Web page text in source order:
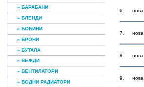
» БАРАБАНИ
» БЛЕНДИ
» БОБИНИ
» БРОНИ
» БУТАЛА
» ВЕЖДИ
» ВЕНТИЛАТОРИ
» ВОДНИ РАДИАТОРИ
6. нова
7. нова
8. нова
9. нова